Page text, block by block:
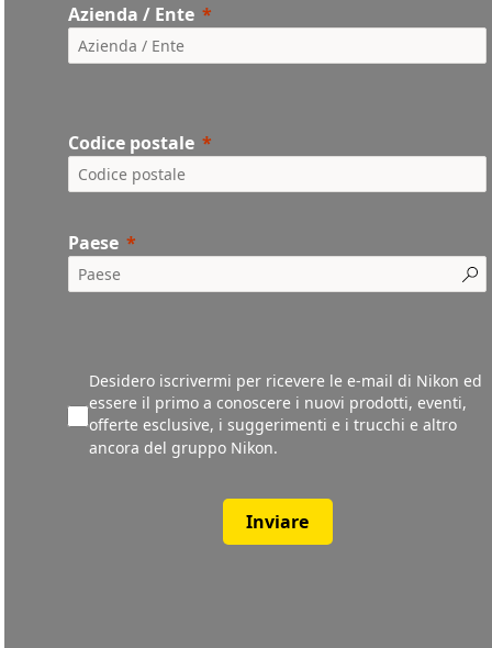
Azienda / Ente
Codice postale
Paese
Desidero iscrivermi per ricevere le e-mail di Nikon ed
essere il primo a conoscere i nuovi prodotti, eventi,
offerte esclusive, i suggerimenti e i trucchi e altro
ancora del gruppo Nikon.
Inviare